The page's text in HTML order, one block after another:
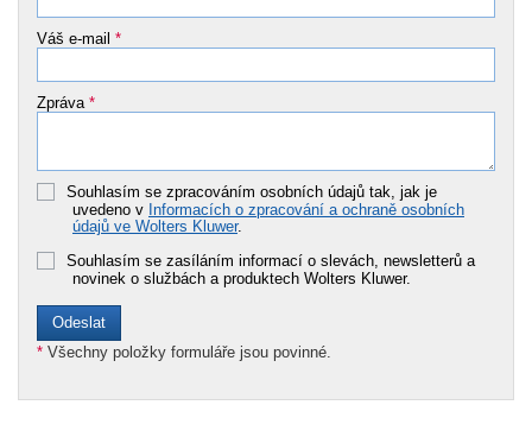
Váš e-mail *
Zpráva *
Souhlasím se zpracováním osobních údajů tak, jak je
uvedeno v Informacích o zpracování a ochraně osobních
údajů ve Wolters Kluwer.
Souhlasím se zasíláním informací o slevách, newsletterů a
novinek o službách a produktech Wolters Kluwer.
* Všechny položky formuláře jsou povinné.